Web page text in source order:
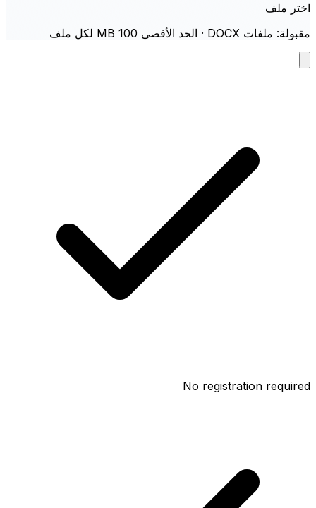
اختر ملف
مقبولة: ملفات DOCX · الحد الأقصى 100 MB لكل ملف
No registration required